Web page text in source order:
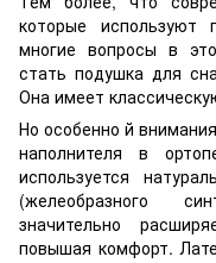
которые используют
многие вопросы в
стать подушка для
Она имеет
Но особенно й
наполнителя в
используется
(желеобразного
значительно
повышая комфорт.